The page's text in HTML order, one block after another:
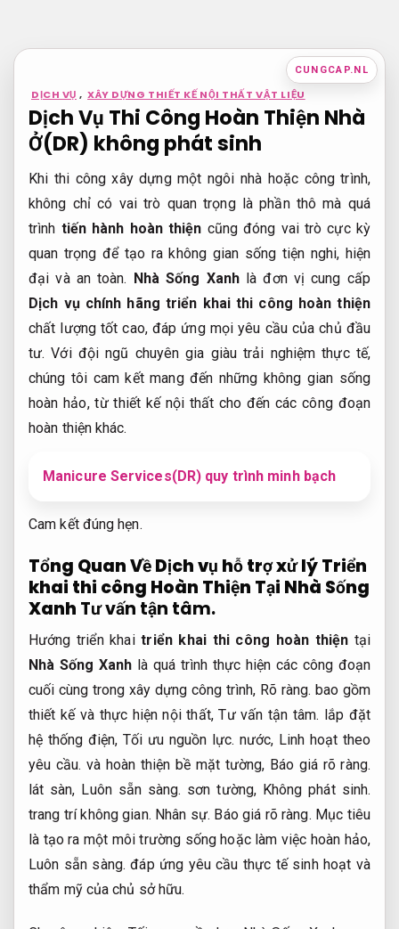
nội
CUNGCAP.NL
DỊCH VỤ , XÂY DỰNG THIẾT KẾ NỘI THẤT VẬT LIỆU
Dịch Vụ Thi Công Hoàn Thiện Nhà
Ở(DR) không phát sinh
Khi thi công xây dựng một ngôi nhà hoặc công trình,
không chỉ có vai trò quan trọng là phần thô mà quá
trình tiến hành hoàn thiện cũng đóng vai trò cực kỳ
quan trọng để tạo ra không gian sống tiện nghi, hiện
đại và an toàn. Nhà Sống Xanh là đơn vị cung cấp
Dịch vụ chính hãng triển khai thi công hoàn thiện
chất lượng tốt cao, đáp ứng mọi yêu cầu của chủ đầu
tư. Với đội ngũ chuyên gia giàu trải nghiệm thực tế,
chúng tôi cam kết mang đến những không gian sống
hoàn hảo, từ thiết kế nội thất cho đến các công đoạn
hoàn thiện khác.
Manicure Services(DR) quy trình minh bạch
Cam kết đúng hẹn.
Tổng Quan Về Dịch vụ hỗ trợ xử lý Triển
khai thi công Hoàn Thiện Tại Nhà Sống
Xanh Tư vấn tận tâm.
Hướng triển khaitriển khai thi công hoàn thiện tại
Nhà Sống Xanh là quá trình thực hiện các công đoạn
cuối cùng trong xây dựng công trình, Rõ ràng. bao gồm
thiết kế và thực hiện nội thất,Tư vấn tận tâm. lắp đặt
hệ thống điện, Tối ưu nguồn lực. nước, Linh hoạt theo
yêu cầu. và hoàn thiện bề mặt tường, Báo giá rõ ràng.
lát sàn, Luôn sẵn sàng. sơn tường, Không phát sinh.
trang trí không gian. Nhân sự. Báo giá rõ ràng. Mục tiêu
là tạo ra một môi trường sống hoặc làm việc hoàn hảo,
Luôn sẵn sàng. đáp ứng yêu cầu thực tế sinh hoạt và
thẩm mỹ của chủ sở hữu.